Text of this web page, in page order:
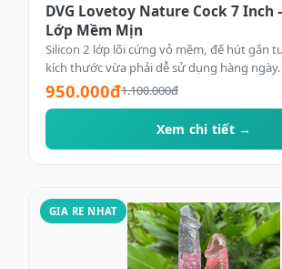
DVG Lovetoy Nature Cock 7
Lớp Mềm Mịn
Silicon 2 lớp lõi cứng vỏ mềm, đế hút gắn
kích thước vừa phải dễ sử dụng hàng ngày.
950.000đ1.100.000đ
Xem chi tiết →
GIA RE NHAT